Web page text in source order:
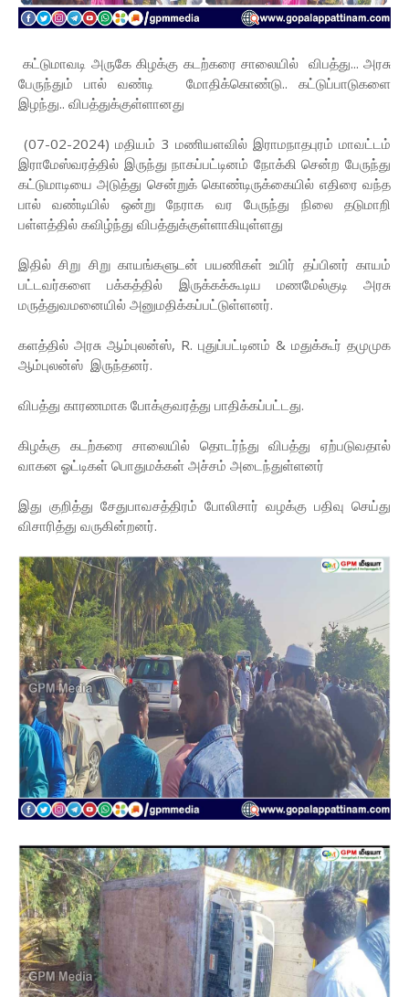
கட்டுமாவடி அருகே கிழக்கு கடற்கரை சாலையில் விபத்து... அரசு
பேருந்தும் பால் வண்டி மோதிக்கொண்டு.. கட்டுப்பாடுகளை
இழந்து.. விபத்துக்குள்ளானது
(07-02-2024) மதியம் 3 மணியளவில் இராமநாதபுரம் மாவட்டம்
இராமேஸ்வரத்தில் இருந்து நாகப்பட்டினம் நோக்கி சென்ற பேருந்து
கட்டுமாடியை அடுத்து சென்றுக் கொண்டிருக்கையில் எதிரை வந்த
பால் வண்டியில் ஒன்று நேராக வர பேருந்து நிலை தடுமாறி
பள்ளத்தில் கவிழ்ந்து விபத்துக்குள்ளாகியுள்ளது
இதில் சிறு சிறு காயங்களுடன் பயணிகள் உயிர் தப்பினர் காயம்
பட்டவர்களை பக்கத்தில் இருக்கக்கூடிய மணமேல்குடி அரசு
மருத்துவமனையில் அனுமதிக்கப்பட்டுள்ளனர்.
களத்தில் அரசு ஆம்புலன்ஸ், R. புதுப்பட்டினம் & மதுக்கூர் தமுமுக
ஆம்புலன்ஸ் இருந்தனர்.
விபத்து காரணமாக போக்குவரத்து பாதிக்கப்பட்டது.
கிழக்கு கடற்கரை சாலையில் தொடர்ந்து விபத்து ஏற்படுவதால்
வாகன ஓட்டிகள் பொதுமக்கள் அச்சம் அடைந்துள்ளனர்
இது குறித்து சேதுபாவசத்திரம் போலிசார் வழக்கு பதிவு செய்து
விசாரித்து வருகின்றனர்.